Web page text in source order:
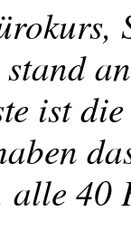
stand
ist
alle